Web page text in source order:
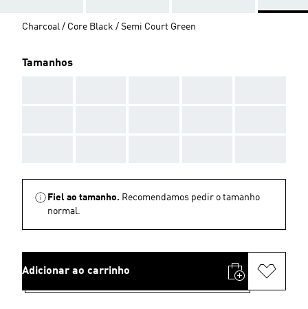
Charcoal / Core Black / Semi Court Green
Tamanhos
Fiel ao tamanho. Recomendamos pedir o tamanho
normal.
Adicionar ao carrinho